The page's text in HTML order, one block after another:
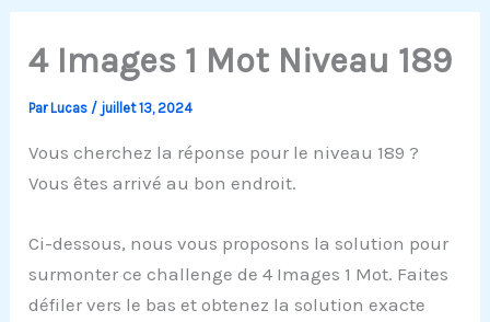
4 Images 1 Mot Niveau 189
ParLucas / juillet 13, 2024
Vous cherchez la réponse pour le niveau 189 ?
Vous êtes arrivé au bon endroit.
Ci-dessous, nous vous proposons la solution pour
surmonter ce challenge de 4 Images 1 Mot. Faites
défiler vers le bas et obtenez la solution exacte